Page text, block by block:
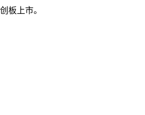
创板上市。